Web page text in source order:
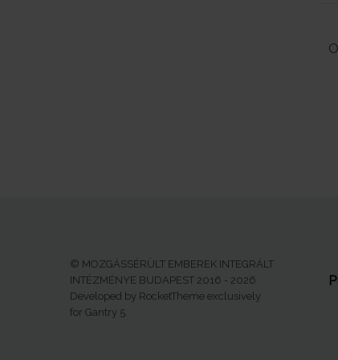
© MOZGÁSSÉRÜLT EMBEREK INTEGRÁLT
INTÉZMÉNYE BUDAPEST 2016 - 2026
Developed by RocketTheme exclusively
for Gantry 5.